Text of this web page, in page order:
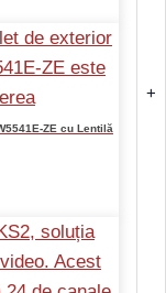
+
ZE cu Lentilă